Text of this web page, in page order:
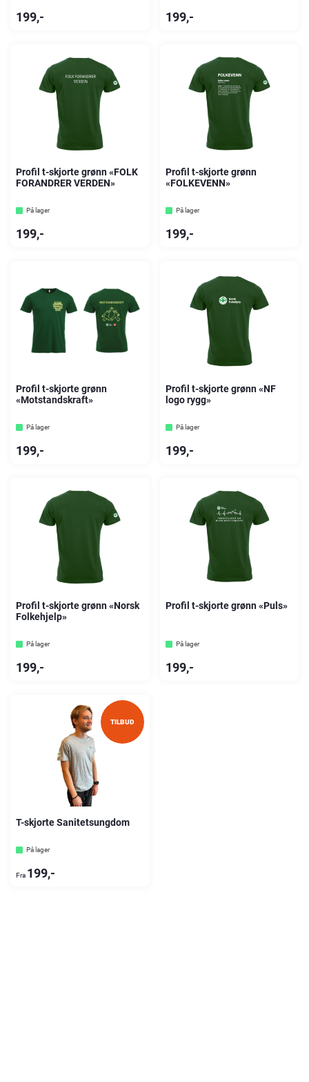
199,- 199,-
Profil t-skjorte grønn «FOLK
FORANDRER VERDEN»
På lager
199,-
Profil t-skjorte grønn
«FOLKEVENN»
På lager
199,-
Profil t-skjorte grønn
«Motstandskraft»
På lager
199,-
Profil t-skjorte grønn «NF
logo rygg»
På lager
199,-
Profil t-skjorte grønn «Norsk
Folkehjelp»
På lager
199,-
Profil t-skjorte grønn «Puls»
På lager
199,-
TILBUD
T-skjorte Sanitetsungdom
På lager
Fra 199,-